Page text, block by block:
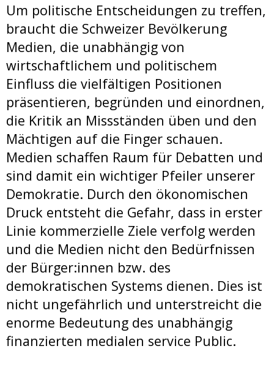
Um politische Entscheidungen zu treffen,
braucht die Schweizer Bevölkerung
Medien, die unabhängig von
wirtschaftlichem und politischem
Einfluss die vielfältigen Positionen
präsentieren, begründen und einordnen,
die Kritik an Missständen üben und den
Mächtigen auf die Finger schauen.
Medien schaffen Raum für Debatten und
sind damit ein wichtiger Pfeiler unserer
Demokratie. Durch den ökonomischen
Druck entsteht die Gefahr, dass in erster
Linie kommerzielle Ziele verfolg werden
und die Medien nicht den Bedürfnissen
der Bürger:innen bzw. des
demokratischen Systems dienen. Dies ist
nicht ungefährlich und unterstreicht die
enorme Bedeutung des unabhängig
finanzierten medialen service Public.